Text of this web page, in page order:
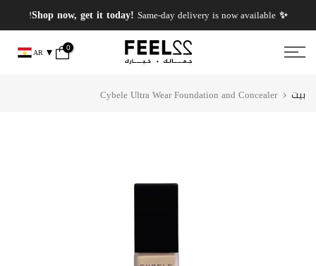
انتقل
إلى
المحتوى
✨ Shop now, get it today!
Same-day delivery is now available!
0
AR
بيت Cybele Ultra Wear Foundation and Concealer